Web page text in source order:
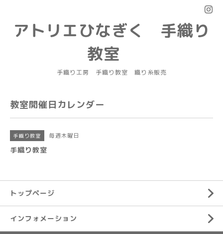
アトリエひなぎく 手織り
教室
手織り工房 手織り教室 織り糸販売
教室開催日カレンダー
手織り教室 毎週木曜日
手織り教室
トップページ
インフォメーション